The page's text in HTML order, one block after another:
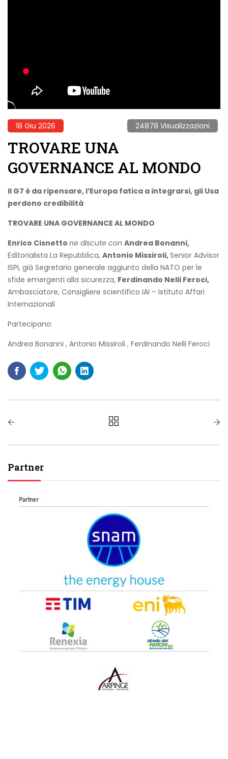
18 Giu 2026 24878 Visualizzazioni
TROVARE UNA
GOVERNANCE AL MONDO
Il G7 è da ripensare, l’Europa fatica a integrarsi, gli Usa
perdono credibilità
TROVARE UNA GOVERNANCE AL MONDO
Enrico Cisnetto ne discute con Andrea Bonanni,
Editorialista La Repubblica, Antonio Missiroli,Senior Advisor
ISPI, già Segretario generale aggiunto della NATO per le
sfide emergenti alla sicurezza, Ferdinando Nelli Feroci,
Ambasciatore, Consigliere scientifico IAI – Istituto Affari
Internazionali
Partecipano:
Andrea Bonanni , Antonio Missiroli , Ferdinando Nelli Feroci
Partner